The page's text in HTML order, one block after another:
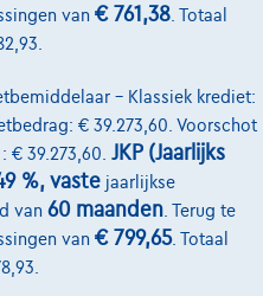
van € 761,38 . Totaal
– Klassiek krediet:
€ 39.273,60. Voorschot
39.273,60. JKP (Jaarlijks
%, vaste jaarlijkse
van 60 maanden . Terug te
van € 799,65. Totaal